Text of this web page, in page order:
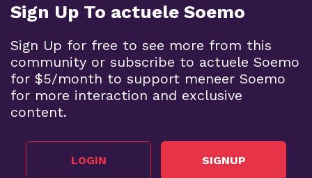
Sign Up To actuele Soemo
Sign Up for free to see more from this
community or subscribe to actuele Soemo
for $5/month to support meneer Soemo
for more interaction and exclusive
content.
LOGIN SIGNUP